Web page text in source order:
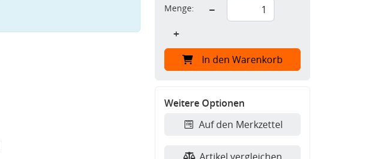
Menge:
−
+
In den Warenkorb
Weitere Optionen
Auf den Merkzettel